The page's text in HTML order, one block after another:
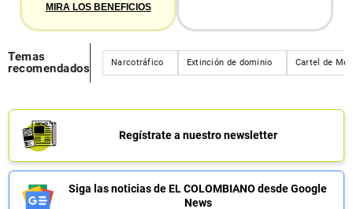
MIRA LOS BENEFICIOS
Temas
recomendados
Narcotráfico Extinción de dominio Cartel de
Regístrate a nuestro newsletter
Siga las noticias de EL COLOMBIANO desde Google
News